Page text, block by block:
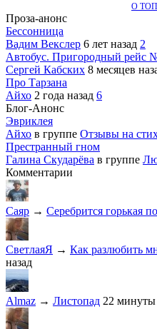
О
Проза-анонс
Бессонница
Вадим Векслер 6 лет назад 2
Автобус. Пригородный рейс
Сергей Кабских 8 месяцев
Про Тарзана
Айхо 2 года назад 6
Блог-Анонс
Эвриклея
Айхо в группе Отзывы на
Престранный гном
Галина Скударёва в группе
Комментарии
Саяр → Серебрится горькая
СветлаяЯ → Как разлюбить
назад
Almaz → Листопад 22 минуты